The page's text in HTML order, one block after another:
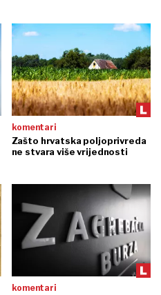
komentari
Zašto hrvatska poljoprivreda
ne stvara više vrijednosti
komentari